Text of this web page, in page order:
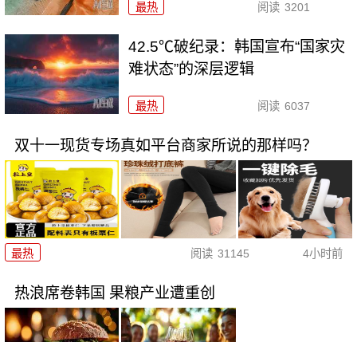
最热 阅读 3201
42.5℃破纪录：韩国宣布“国家灾
难状态”的深层逻辑
最热 阅读 6037
双十一现货专场真如平台商家所说的那样吗？
最热 阅读 31145 4小时前
热浪席卷韩国 果粮产业遭重创